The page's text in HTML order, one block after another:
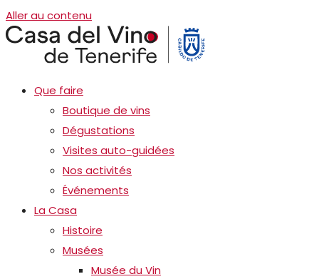
Aller au contenu
Que faire
Boutique de vins
Dégustations
Visites auto-guidées
Nos activités
Événements
La Casa
Histoire
Musées
Musée du Vin